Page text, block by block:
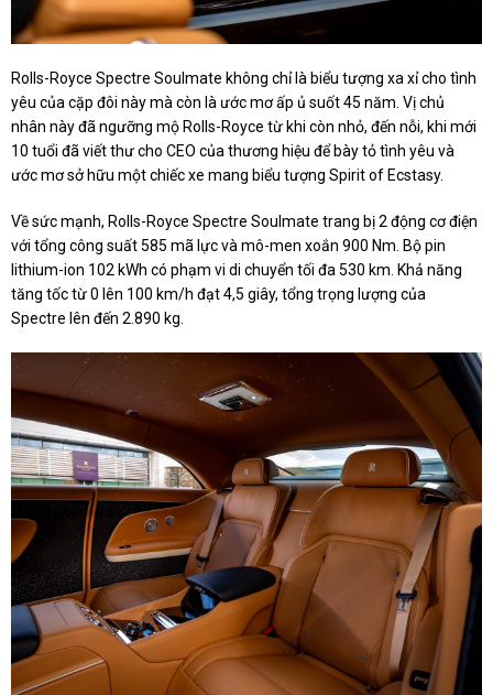
Rolls-Royce Spectre Soulmate không chỉ là biểu tượng xa xỉ cho tình
yêu của cặp đôi này mà còn là ước mơ ấp ủ suốt 45 năm. Vị chủ
nhân này đã ngưỡng mộ Rolls-Royce từ khi còn nhỏ, đến nỗi, khi mới
10 tuổi đã viết thư cho CEO của thương hiệu để bày tỏ tình yêu và
ước mơ sở hữu một chiếc xe mang biểu tượng Spirit of Ecstasy.
Về sức mạnh, Rolls-Royce Spectre Soulmate trang bị 2 động cơ điện
với tổng công suất 585 mã lực và mô-men xoắn 900 Nm. Bộ pin
lithium-ion 102 kWh có phạm vi di chuyển tối đa 530 km. Khả năng
tăng tốc từ 0 lên 100 km/h đạt 4,5 giây, tổng trọng lượng của
Spectre lên đến 2.890 kg.